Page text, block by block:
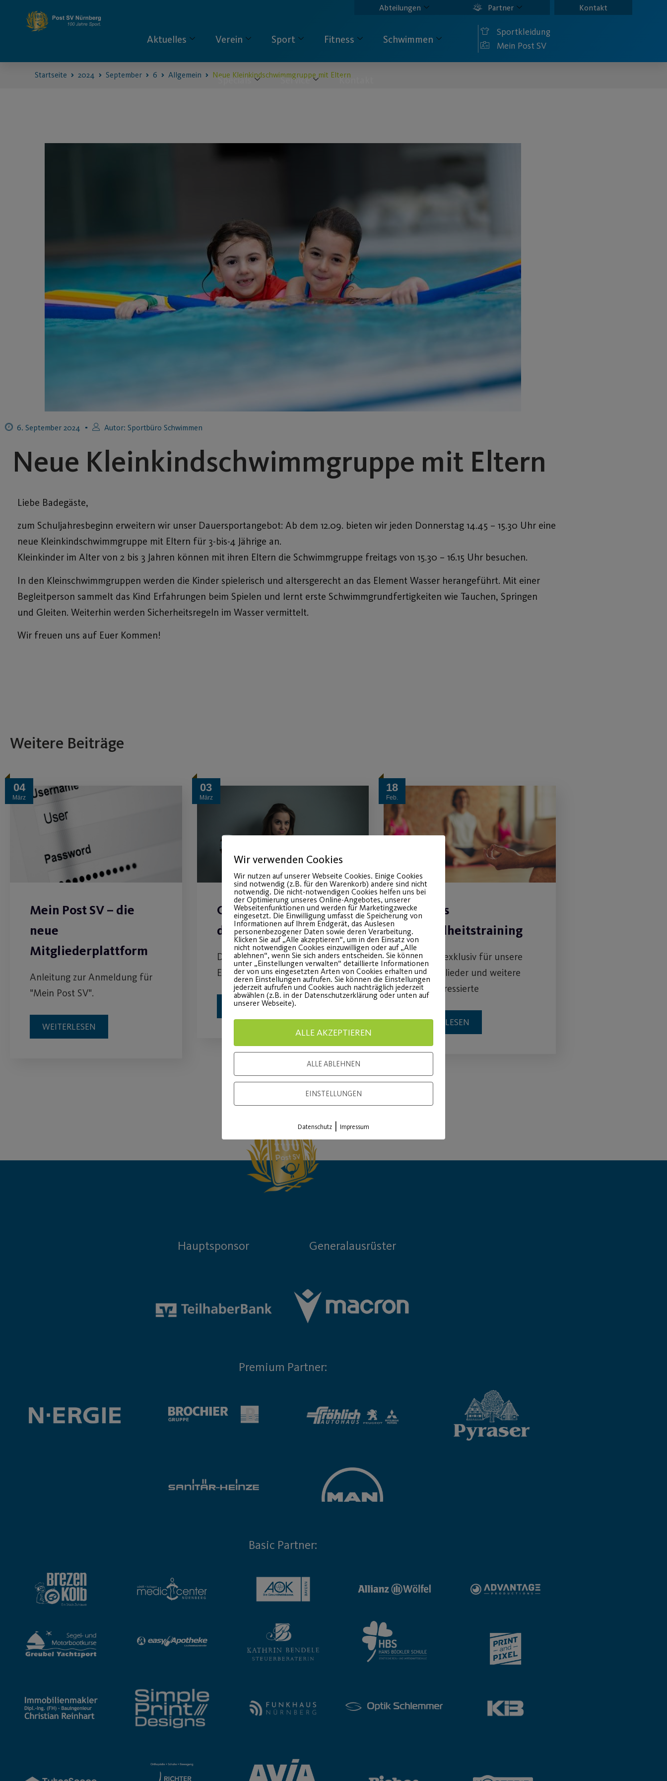
Abteilungen Partner Kontakt
Aktuelles Verein Sport Fitness Schwimmen
Specials Service Kontakt
Sportkleidung
Mein Post SV
Startseite 2024 September 6 Allgemein Neue Kleinkindschwimmgruppe mit Eltern
6. September 2024 Autor: Sportbüro Schwimmen
Neue Kleinkindschwimmgruppe mit Eltern
Liebe Badegäste,
zum Schuljahresbeginn erweitern wir unser Dauersportangebot: Ab dem 12.09. bieten wir jeden Donnerstag 14.45 – 15.30 Uhr eine
neue Kleinkindschwimmgruppe mit Eltern für 3-bis-4 Jährige an.
Kleinkinder im Alter von 2 bis 3 Jahren können mit ihren Eltern die Schwimmgruppe freitags von 15.30 – 16.15 Uhr besuchen.
In den Kleinschwimmgruppen werden die Kinder spielerisch und altersgerecht an das Element Wasser herangeführt. Mit einer
Begleitperson sammelt das Kind Erfahrungen beim Spielen und lernt erste Schwimmgrundfertigkeiten wie Tauchen, Springen
und Gleiten. Weiterhin werden Sicherheitsregeln im Wasser vermittelt.
Wir freuen uns auf Euer Kommen!
Weitere Beiträge
04
März
Mein Post SV – die
neue
Mitgliederplattform
Anleitung zur Anmeldung für
"Mein Post SV".
WEITERLESEN
03
März
Gesund abnehmen –
der Grundkurs
Der neue Online-Kurs zu
Ernährung und Sport.
WEITERLESEN
18
Feb.
Yoga als
Gesundheitstraining
Ab 23.02. exklusiv für unsere
Yoga Mitglieder und weitere
Yoga-Interessierte
WEITERLESEN
Hauptsponsor Generalausrüster
Premium Partner:
Basic Partner:
Wir verwenden Cookies
Wir nutzen auf unserer Webseite Cookies. Einige Cookies
sind notwendig (z.B. für den Warenkorb) andere sind nicht
notwendig. Die nicht-notwendigen Cookies helfen uns bei
der Optimierung unseres Online-Angebotes, unserer
Webseitenfunktionen und werden für Marketingzwecke
eingesetzt. Die Einwilligung umfasst die Speicherung von
Informationen auf Ihrem Endgerät, das Auslesen
personenbezogener Daten sowie deren Verarbeitung.
Klicken Sie auf „Alle akzeptieren“, um in den Einsatz von
nicht notwendigen Cookies einzuwilligen oder auf „Alle
ablehnen“, wenn Sie sich anders entscheiden. Sie können
unter „Einstellungen verwalten“ detaillierte Informationen
der von uns eingesetzten Arten von Cookies erhalten und
deren Einstellungen aufrufen. Sie können die Einstellungen
jederzeit aufrufen und Cookies auch nachträglich jederzeit
abwählen (z.B. in der Datenschutzerklärung oder unten auf
unserer Webseite).
ALLE AKZEPTIEREN
ALLE ABLEHNEN
EINSTELLUNGEN
Datenschutz | Impressum